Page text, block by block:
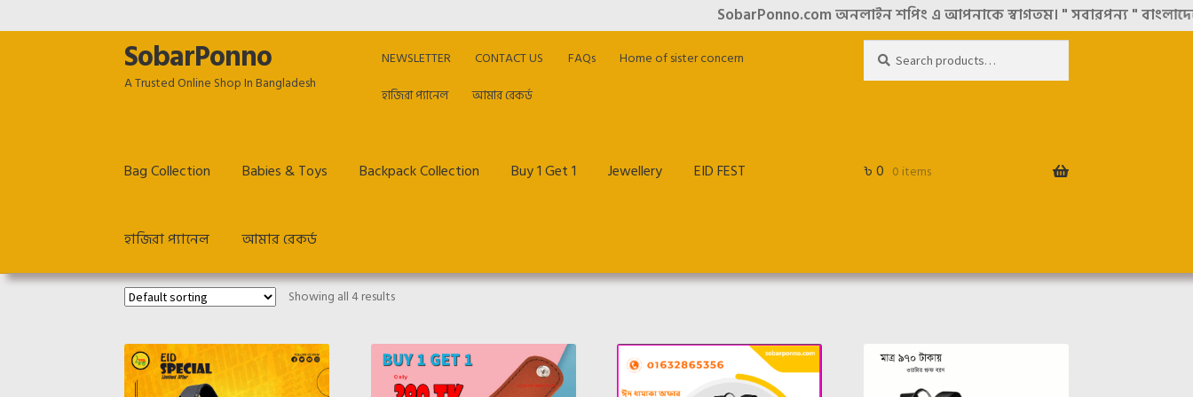
SobarPonno.com অনলাইন শপিং এ আপনাকে স্বাগতম। " সবারপন্য "
Skip
to
navigation
Skip
to
content
SobarPonno
A Trusted Online Shop In Bangladesh
NEWSLETTER CONTACT US FAQs
Home of sister concern
হাজিরা প্যানেল
আমার রেকর্ড
for:
Bag Collection Babies & Toys Backpack Collection Buy 1 Get 1 Jewellery EID FEST
হাজিরা প্যানেল আমার রেকর্ড
HomeCartCheckout Employee DashboardHome of sister concern
Return & Refund policyTERM & CONDITIONSআমার রেকর্ডহাজিরা প্যানেল
৳0 0 items
Showing all 4 results